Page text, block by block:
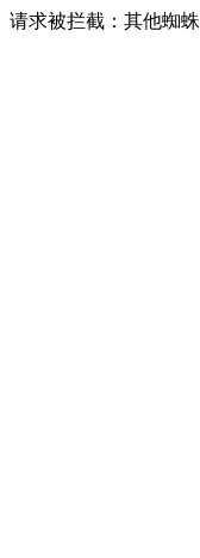
请求被拦截：其他蜘蛛